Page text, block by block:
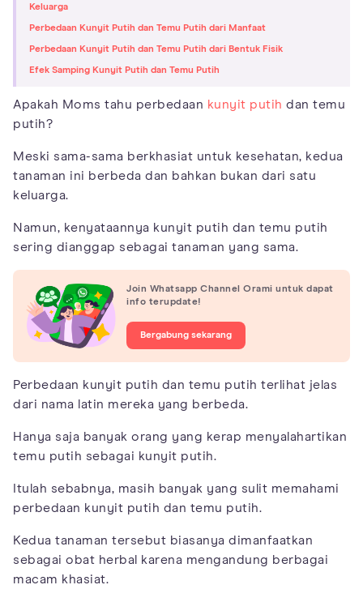
Keluarga
Perbedaan Kunyit Putih dan Temu Putih dari Manfaat
Perbedaan Kunyit Putih dan Temu Putih dari Bentuk Fisik
Efek Samping Kunyit Putih dan Temu Putih
Apakah Moms tahu perbedaan kunyit putih dan temu
putih?
Meski sama-sama berkhasiat untuk kesehatan, kedua
tanaman ini berbeda dan bahkan bukan dari satu
keluarga.
Namun, kenyataannya kunyit putih dan temu putih
sering dianggap sebagai tanaman yang sama.
Join Whatsapp Channel Orami untuk dapat
info terupdate!
Bergabung sekarang
Perbedaan kunyit putih dan temu putih terlihat jelas
dari nama latin mereka yang berbeda.
Hanya saja banyak orang yang kerap menyalahartikan
temu putih sebagai kunyit putih.
Itulah sebabnya, masih banyak yang sulit memahami
perbedaan kunyit putih dan temu putih.
Kedua tanaman tersebut biasanya dimanfaatkan
sebagai obat herbal karena mengandung berbagai
macam khasiat.